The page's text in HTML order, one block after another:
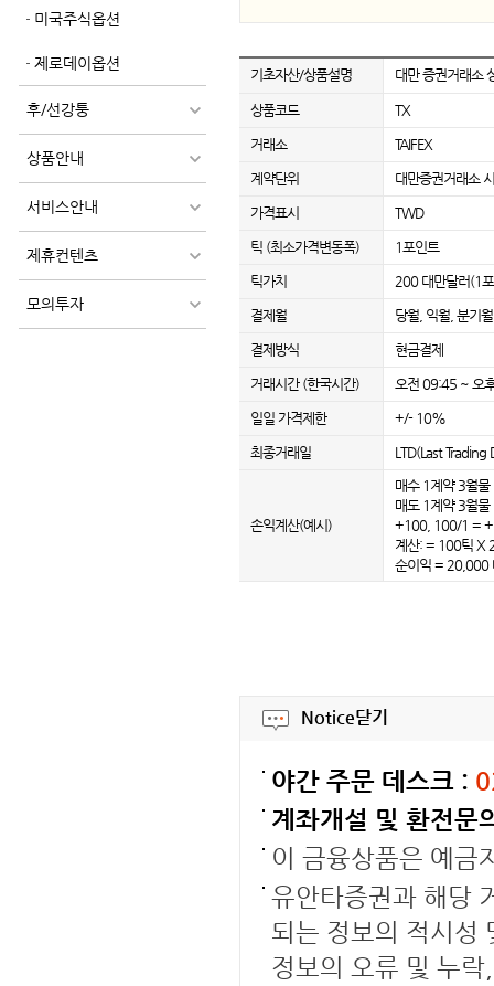
미국주식옵션
제로데이옵션
후/선강퉁
상품안내
서비스안내
제휴컨텐츠
모의투자
기초자산/상품설명 대만 증권거래소
상품코드 TX
거래소 TAIFEX
계약단위 대만증권거래소
가격표시 TWD
틱 (최소가격변동폭) 1포인트
틱가치 200 대만달러(1
결제월 당월, 익월, 분기월
결제방식 현금결제
거래시간 (한국시간) 오전 09:45 ~ 오
일일 가격제한 +/- 10%
최종거래일 LTD(Last Trading
손익계산(예시)
매수 1계약 3월
매도 1계약 3월
+100, 100/1 =
계산: = 100틱 X
순이익 = 20,000
Notice닫기
야간 주문 데스크 :
계좌개설 및 환전문
이 금융상품은 예금
유안타증권과 해당
되는 정보의 적시성
정보의 오류 및 누